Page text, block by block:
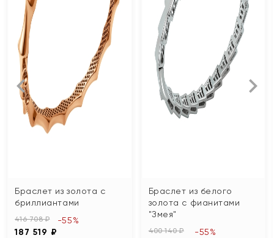
Браслет из золота с
бриллиантами
416 708 ₽
187 519 ₽
-55%
Браслет из белого
золота с фианитами
"Змея"
400 140 ₽ -55%